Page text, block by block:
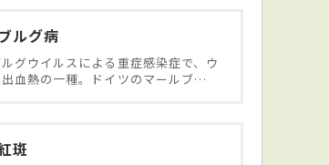
ルグ病
グウイルスによる重症感染症で、ウ
血熱の一種。ドイツのマールブ…
斑